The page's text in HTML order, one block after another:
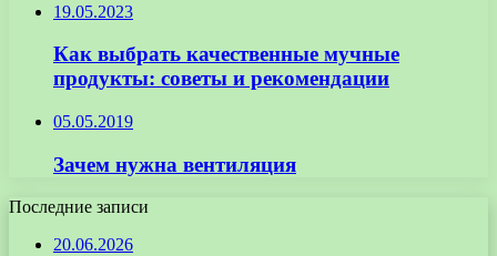
19.05.2023
Как выбрать качественные мучные
продукты: советы и рекомендации
05.05.2019
Зачем нужна вентиляция
Последние записи
20.06.2026